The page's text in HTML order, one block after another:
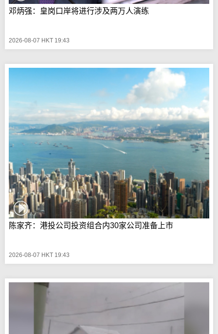
邓炳强：皇岗口岸将进行涉及两万人演练
2026-08-07 HKT 19:43
陈家齐：港投公司投资组合内30家公司准备上市
2026-08-07 HKT 19:43